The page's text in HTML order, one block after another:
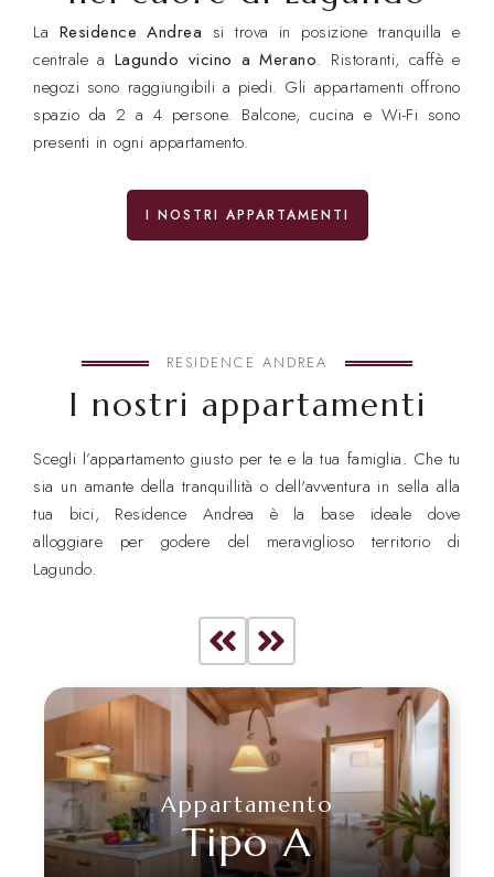
La Residence Andrea si trova in posizione tranquilla e
centrale a Lagundo vicino a Merano. Ristoranti, caffè e
negozi sono raggiungibili a piedi. Gli appartamenti offrono
spazio da 2 a 4 persone. Balcone, cucina e Wi-Fi sono
presenti in ogni appartamento.
I NOSTRI APPARTAMENTI
RESIDENCE ANDREA
I nostri appartamenti
Scegli l’appartamento giusto per te e la tua famiglia. Che tu
sia un amante della tranquillità o dell'avventura in sella alla
tua bici, Residence Andrea è la base ideale dove
alloggiare per godere del meraviglioso territorio di
Lagundo.
Appartamento
Tipo A